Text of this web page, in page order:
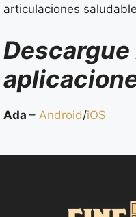
articulaciones
Descargue
Ada – Android/iOS